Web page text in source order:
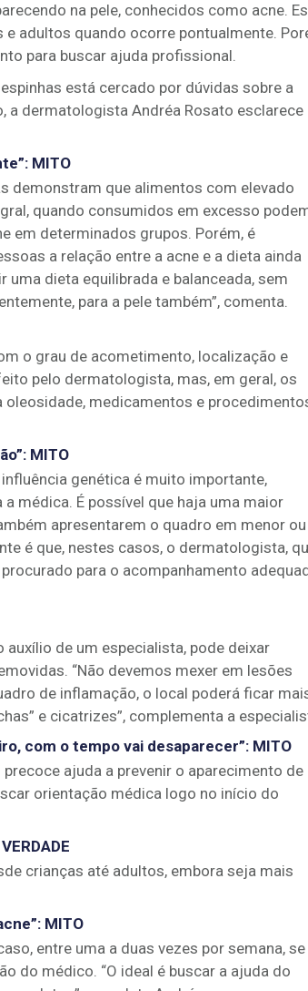
na pele, conhecidos como acne.
adultos quando ocorre pontualmente.
para buscar ajuda profissional.
está cercado por dúvidas sobre a
a dermatologista Andréa Rosato esclarece
MITO
demonstram que alimentos com elevado
quando consumidos em excesso
em determinados grupos. Porém, é
a relação entre a acne e a dieta ainda
uma dieta equilibrada e balanceada, sem
para a pele também”, comenta.
o grau de acometimento, localização e
pelo dermatologista, mas, em geral, os
medicamentos e
: MITO
genética é muito importante,
médica. É possível que haja uma maior
apresentarem o quadro em menor ou
é que, nestes casos, o dermatologista,
para o acompanhamento
auxílio de um especialista, pode deixar
“Não devemos mexer em lesões
de inflamação, o local poderá ficar
e cicatrizes”, complementa a
com o tempo vai desaparecer”: MITO
ajuda a prevenir o aparecimento de
orientação médica logo no início do
VERDADE
crianças até adultos, embora seja mais
: MITO
entre uma a duas vezes por semana, se
do médico. “O ideal é buscar a ajuda do